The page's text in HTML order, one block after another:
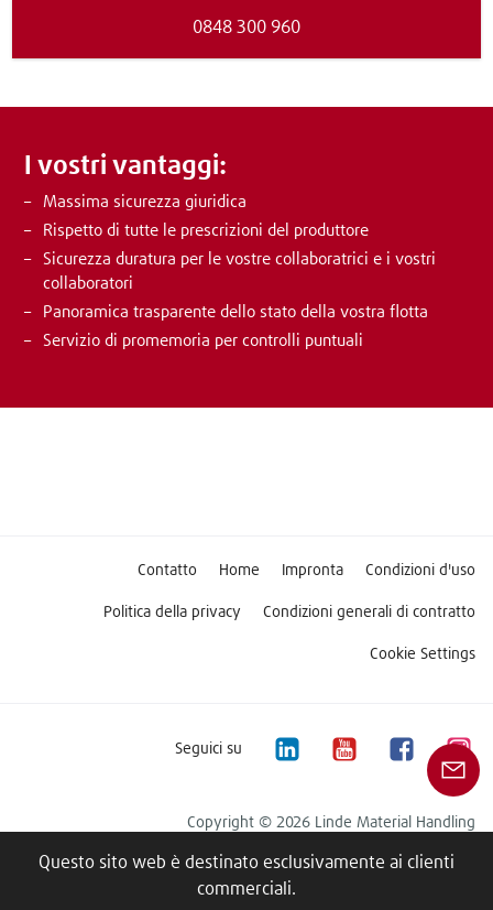
0848 300 960
I vostri vantaggi:
Massima sicurezza giuridica
Rispetto di tutte le prescrizioni del produttore
Sicurezza duratura per le vostre collaboratrici e i vostri
collaboratori
Panoramica trasparente dello stato della vostra flotta
Servizio di promemoria per controlli puntuali
Contatto Home Impronta Condizioni d'uso
Politica della privacy Condizioni generali di contratto
Cookie Settings
Seguici su
Copyright © 2026 Linde Material Handling
Questo sito web è destinato esclusivamente ai clienti
commerciali.